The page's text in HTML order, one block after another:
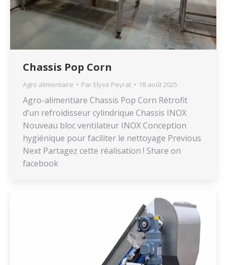
Chassis Pop Corn
Agro alimentaire Par Elyse Peyrat 18 août 2025
Agro-alimentiare Chassis Pop Corn Rétrofit
d’un refroidisseur cylindrique Chassis INOX
Nouveau bloc ventilateur INOX Conception
hygiénique pour faciliter le nettoyage Previous
Next Partagez cette réalisation ! Share on
facebook